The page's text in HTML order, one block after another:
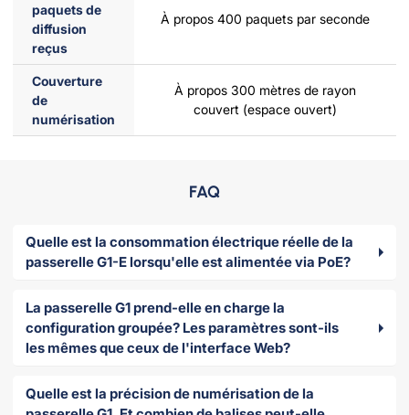
paquets de
diffusion
reçus
À propos 400 paquets par seconde
Couverture
de
numérisation
À propos 300 mètres de rayon
couvert (espace ouvert)
FAQ
Quelle est la consommation électrique réelle de la
passerelle G1-E lorsqu'elle est alimentée via PoE?
La passerelle G1 prend-elle en charge la
configuration groupée? Les paramètres sont-ils
les mêmes que ceux de l'interface Web?
Quelle est la précision de numérisation de la